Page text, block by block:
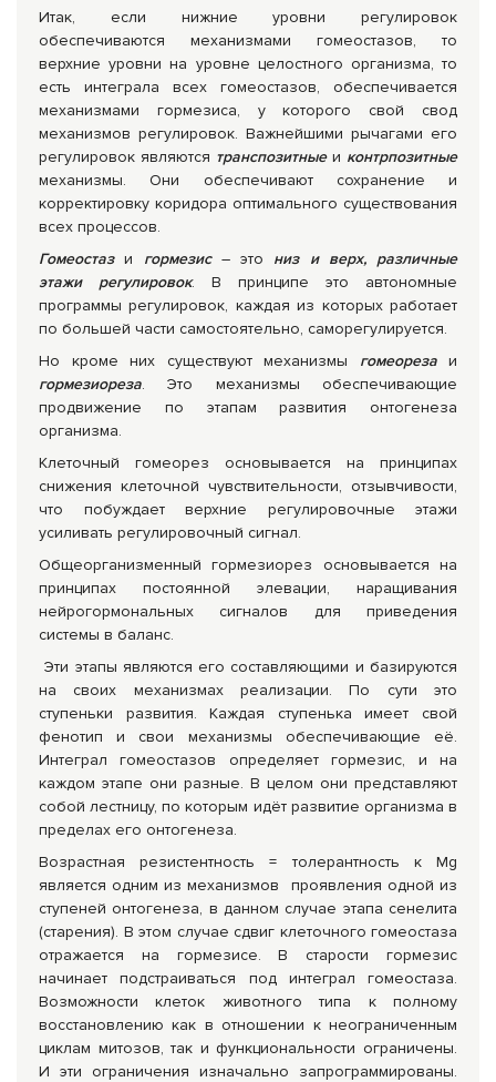
Итак, если нижние уровни регулировок
обеспечиваются механизмами гомеостазов, то
верхние уровни на уровне целостного организма, то
есть интеграла всех гомеостазов, обеспечивается
механизмами гормезиса, у которого свой свод
механизмов регулировок. Важнейшими рычагами его
регулировок являются транспозитныеи контрпозитные
механизмы. Они обеспечивают сохранение и
корректировку коридора оптимального существования
всех процессов.
Гомеостази гормезис– это низ и верх, различные
этажи регулировок. В принципе это автономные
программы регулировок, каждая из которых работает
по большей части самостоятельно, саморегулируется.
Но кроме них существуют механизмы гомеорезаи
гормезиореза. Это механизмы обеспечивающие
продвижение по этапам развития онтогенеза
организма.
Клеточный гомеорез основывается на принципах
снижения клеточной чувствительности, отзывчивости,
что побуждает верхние регулировочные этажи
усиливать регулировочный сигнал.
Общеорганизменный гормезиорез основывается на
принципах постоянной элевации, наращивания
нейрогормональных сигналов для приведения
системы в баланс.
Эти этапы являются его составляющими и базируются
на своих механизмах реализации. По сути это
ступеньки развития. Каждая ступенька имеет свой
фенотип и свои механизмы обеспечивающие её.
Интеграл гомеостазов определяет гормезис, и на
каждом этапе они разные. В целом они представляют
собой лестницу, по которым идёт развитие организма в
пределах его онтогенеза.
Возрастная резистентность = толерантность к Mg
является одним из механизмов проявления одной из
ступеней онтогенеза, в данном случае этапа сенелита
(старения). В этом случае сдвиг клеточного гомеостаза
отражается на гормезисе. В старости гормезис
начинает подстраиваться под интеграл гомеостаза.
Возможности клеток животного типа к полному
восстановлению как в отношении к неограниченным
циклам митозов, так и функциональности ограничены.
И эти ограничения изначально запрограммированы.